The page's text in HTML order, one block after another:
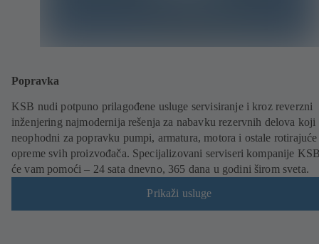
Popravka
KSB nudi potpuno prilagođene usluge servisiranje i kroz reverzni
inženjering najmodernija rešenja za nabavku rezervnih delova koji
neophodni za popravku pumpi, armatura, motora i ostale rotirajuće
opreme svih proizvođača. Specijalizovani serviseri kompanije
će vam pomoći – 24 sata dnevno, 365 dana u godini širom sveta.
Prikaži usluge